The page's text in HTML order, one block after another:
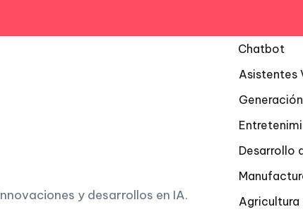
y desarrollos en IA.
Chatbot
Asistentes
Desarrollo
Agricultura